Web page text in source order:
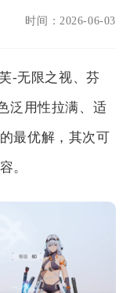
时间： 2026-06-03
-无限之视、芬
泛用性拉满、适
最优解，其次可
。